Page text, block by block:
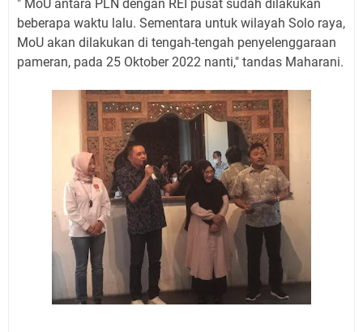
" MoU antara PLN dengan REI pusat sudah dilakukan
beberapa waktu lalu. Sementara untuk wilayah Solo raya,
MoU akan dilakukan di tengah-tengah penyelenggaraan
pameran, pada 25 Oktober 2022 nanti," tandas Maharani.